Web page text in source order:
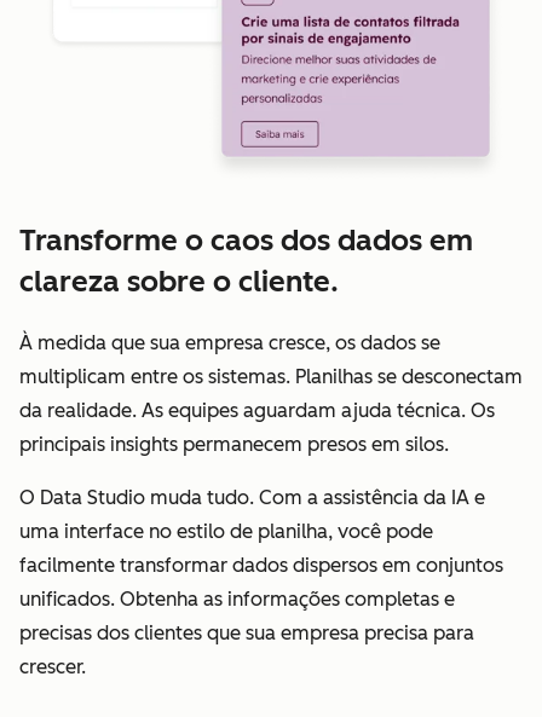
Transforme o caos dos dados em
clareza sobre o cliente.
À medida que sua empresa cresce, os dados se
multiplicam entre os sistemas. Planilhas se desconectam
da realidade. As equipes aguardam ajuda técnica. Os
principais insights permanecem presos em silos.
O Data Studio muda tudo. Com a assistência da IA e
uma interface no estilo de planilha, você pode
facilmente transformar dados dispersos em conjuntos
unificados. Obtenha as informações completas e
precisas dos clientes que sua empresa precisa para
crescer.